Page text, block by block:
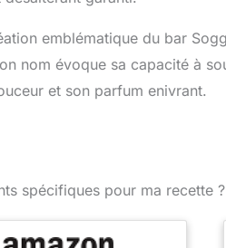
emblématique du bar
nom évoque sa capacité à
et son parfum enivrant.
spécifiques pour ma recette ?